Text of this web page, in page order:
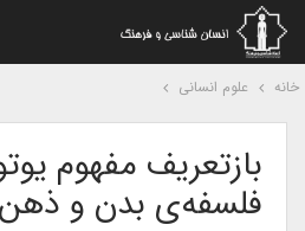
علوم انسانی
بازتعریف مفهوم
فلسفه‌ی بدن و ذهن (۱)